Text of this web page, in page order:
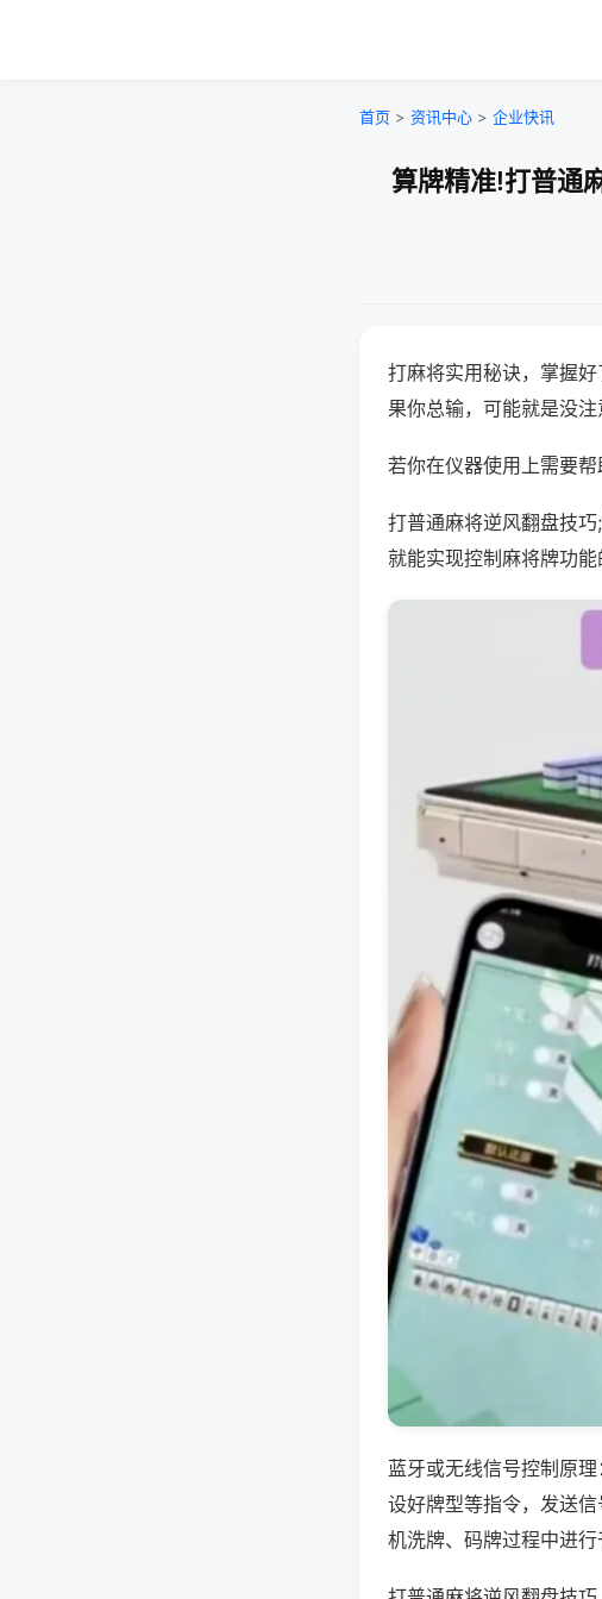
首页 > 资讯中心 > 企业快讯
算牌精准!打普通
打麻将实用秘诀，掌握
果你总输，可能就是没注
若你在仪器使用上需要
打普通麻将逆风翻盘技
就能实现控制麻将牌功能
蓝牙或无线信号控制原
设好牌型等指令，发送
机洗牌、码牌过程中进行